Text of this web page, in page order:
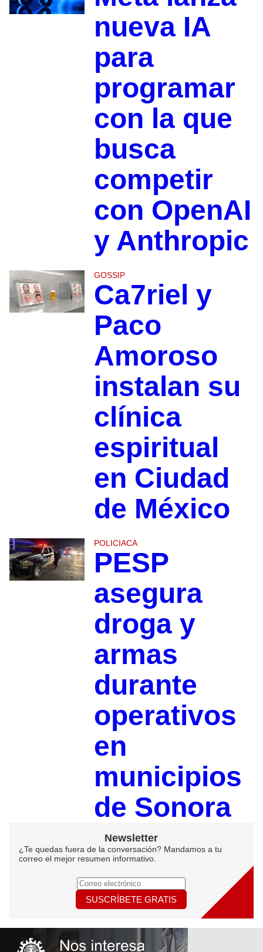
nueva IA
para
programar
con la que
busca
competir
con OpenAI
y Anthropic
GOSSIP
Ca7riel y
Paco
Amoroso
instalan su
clínica
espiritual
en Ciudad
de México
POLICIACA
PESP
asegura
droga y
armas
durante
operativos
en
municipios
de Sonora
Newsletter
¿Te quedas fuera de la conversación? Mandamos a tu
correo el mejor resumen informativo.
SUSCRÍBETE GRATIS